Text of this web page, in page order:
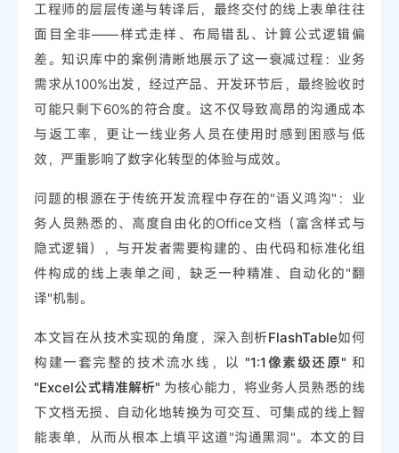
工程师的层层传递与转译后，最终交付的线上表单往往
面目全非——样式走样、布局错乱、计算公式逻辑偏
差。知识库中的案例清晰地展示了这一衰减过程：业务
需求从100%出发，经过产品、开发环节后，最终验收时
可能只剩下60%的符合度。这不仅导致高昂的沟通成本
与返工率，更让一线业务人员在使用时感到困惑与低
效，严重影响了数字化转型的体验与成效。
问题的根源在于传统开发流程中存在的"语义鸿沟"：业
务人员熟悉的、高度自由化的Office文档（富含样式与
隐式逻辑），与开发者需要构建的、由代码和标准化组
件构成的线上表单之间，缺乏一种精准、自动化的"翻
译"机制。
本文旨在从技术实现的角度，深入剖析FlashTable如何
构建一套完整的技术流水线，以 "1:1像素级还原" 和
"Excel公式精准解析" 为核心能力，将业务人员熟悉的线
下文档无损、自动化地转换为可交互、可集成的线上智
能表单，从而从根本上填平这道"沟通黑洞"。本文的目